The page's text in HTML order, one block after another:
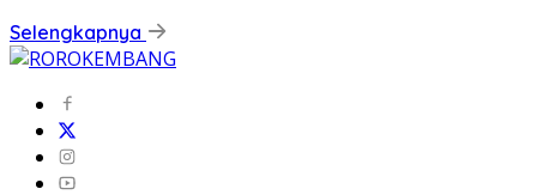
Selengkapnya